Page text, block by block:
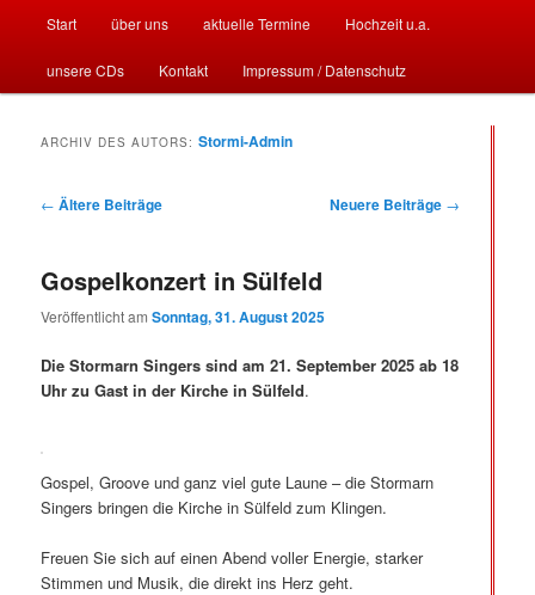
Zum
Inhalt
Zum
sekundären
Start über uns aktuelle Termine Hochzeit u.a.
unsere CDs Kontakt Impressum / Datenschutz
ARCHIV DES AUTORS:Stormi-Admin
Beitrags-
← Ältere Beiträge Neuere Beiträge →
Gospelkonzert in Sülfeld
Veröffentlicht amSonntag, 31. August 2025
Die Stormarn Singers sind am 21. September 2025 ab 18
Uhr zu Gast in der Kirche in Sülfeld.
Gospel, Groove und ganz viel gute Laune – die Stormarn
Singers bringen die Kirche in Sülfeld zum Klingen.
Freuen Sie sich auf einen Abend voller Energie, starker
Stimmen und Musik, die direkt ins Herz geht.